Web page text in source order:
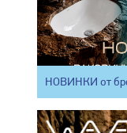
НОВИНКИ от